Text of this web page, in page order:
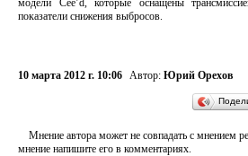
модели Cee’d, которые оснащены
показатели снижения выбросов.
10 марта 2012 г. 10:06 Автор: Юрий Орехов
Мнение автора может не совпадать с мнением
мнение напишите его в комментариях.